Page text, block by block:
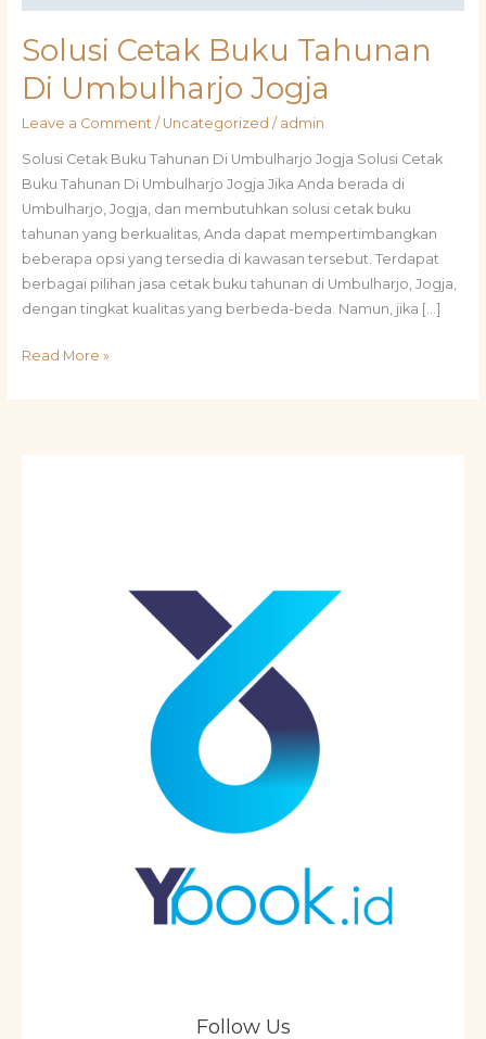
Solusi Cetak Buku Tahunan
Di Umbulharjo Jogja
Leave a Comment / Uncategorized / admin
Solusi Cetak Buku Tahunan Di Umbulharjo Jogja Solusi Cetak
Buku Tahunan Di Umbulharjo Jogja Jika Anda berada di
Umbulharjo, Jogja, dan membutuhkan solusi cetak buku
tahunan yang berkualitas, Anda dapat mempertimbangkan
beberapa opsi yang tersedia di kawasan tersebut. Terdapat
berbagai pilihan jasa cetak buku tahunan di Umbulharjo, Jogja,
dengan tingkat kualitas yang berbeda-beda. Namun, jika […]
Read More »
Follow Us